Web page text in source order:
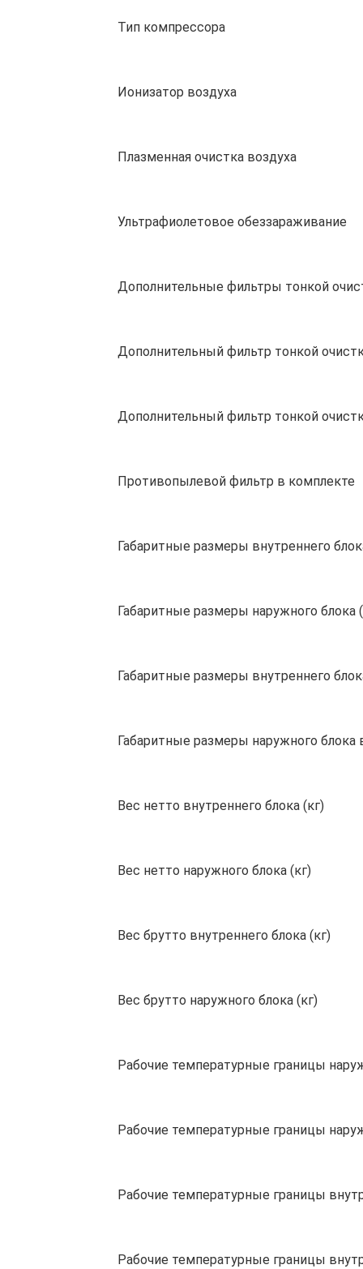
Тип компрессора
Ионизатор воздуха
Плазменная очистка воздуха
Ультрафиолетовое обеззараживание
Дополнительные фильтры тонкой
Дополнительный фильтр тонкой
Дополнительный фильтр тонкой
Противопылевой фильтр в комплекте
Габаритные размеры внутреннего
Габаритные размеры наружного
Габаритные размеры внутреннего
Габаритные размеры наружного
Вес нетто внутреннего блока (кг)
Вес нетто наружного блока (кг)
Вес брутто внутреннего блока (кг)
Вес брутто наружного блока (кг)
Рабочие температурные границы
Рабочие температурные границы
Рабочие температурные границы
Рабочие температурные границы